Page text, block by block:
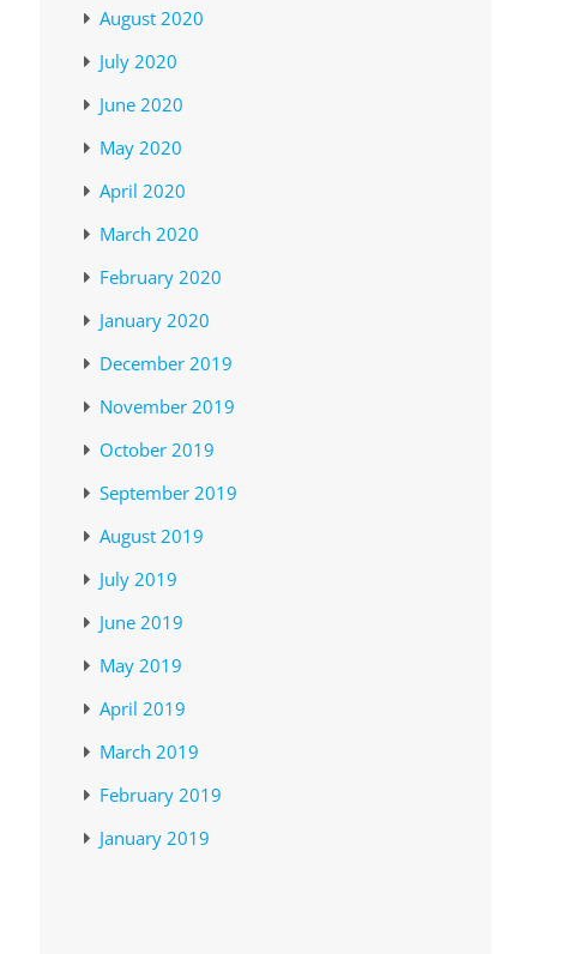
August 2020
July 2020
June 2020
May 2020
April 2020
March 2020
February 2020
January 2020
December 2019
November 2019
October 2019
September 2019
August 2019
July 2019
June 2019
May 2019
April 2019
March 2019
February 2019
January 2019